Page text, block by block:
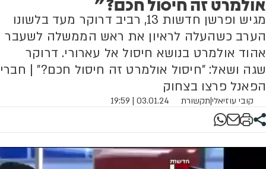
מגיש ופרשן חדשות 13, רביב דרוקר מעד בלשונו
הערב כשהעלה לראיון את ראש הממשלה לשעבר
אהוד אולמרט בנושא חיסול אל עארורי. דרוקר
שגה ושאל: "חיסול אולמרט זה חיסול חכם?" | חברי
הפאנל פרצו בצחוק
קובי עוזיאלי|תקשורת 03.01.24 | 19:59